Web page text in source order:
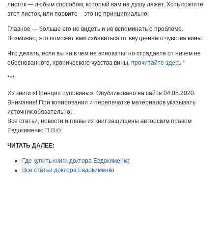
листок — любым способом, который вам на душу ляжет. Хоть сожгите
этот листок, или порвите – это не принципиально.
Главное — больше его не видеть и не вспоминать о проблеме.
Возможно, это поможет вам избавиться от внутреннего чувства вины.
Что делать, если вы ни в чем не виноваты, но страдаете от ничем не
обоснованного, хронического чувства вины, прочитайте здесь *
***
Из книги «Принцип пуповины». Опубликовано на сайте 04.05.2020.
Внимание! При копировании и перепечатке материалов указывать
источник обязательно!
Все статьи, новости и главы из книг защищены авторским правом
Евдокименко П.В.©
ЧИТАТЬ ДАЛЕЕ:
Где купить книги доктора Евдокименко
Все статьи доктора Евдокименко